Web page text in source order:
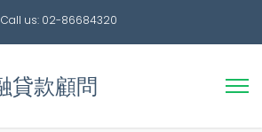
Call us: 02-86684320